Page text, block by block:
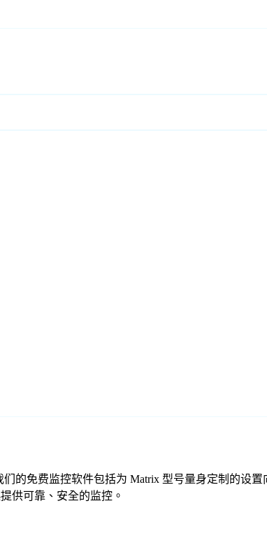
的免费监控软件包括为 Matrix 型号量身定制的设
供可靠、安全的监控。